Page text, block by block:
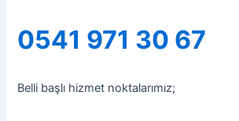
0541 971 30 67
Belli başlı hizmet noktalarımız;